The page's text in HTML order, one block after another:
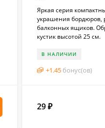
Яркая серия
украшения бордюров,
балконных ящиков.
кустик высотой 25 см.
В НАЛИЧИИ
+1.45 бонус(ов)
29₽